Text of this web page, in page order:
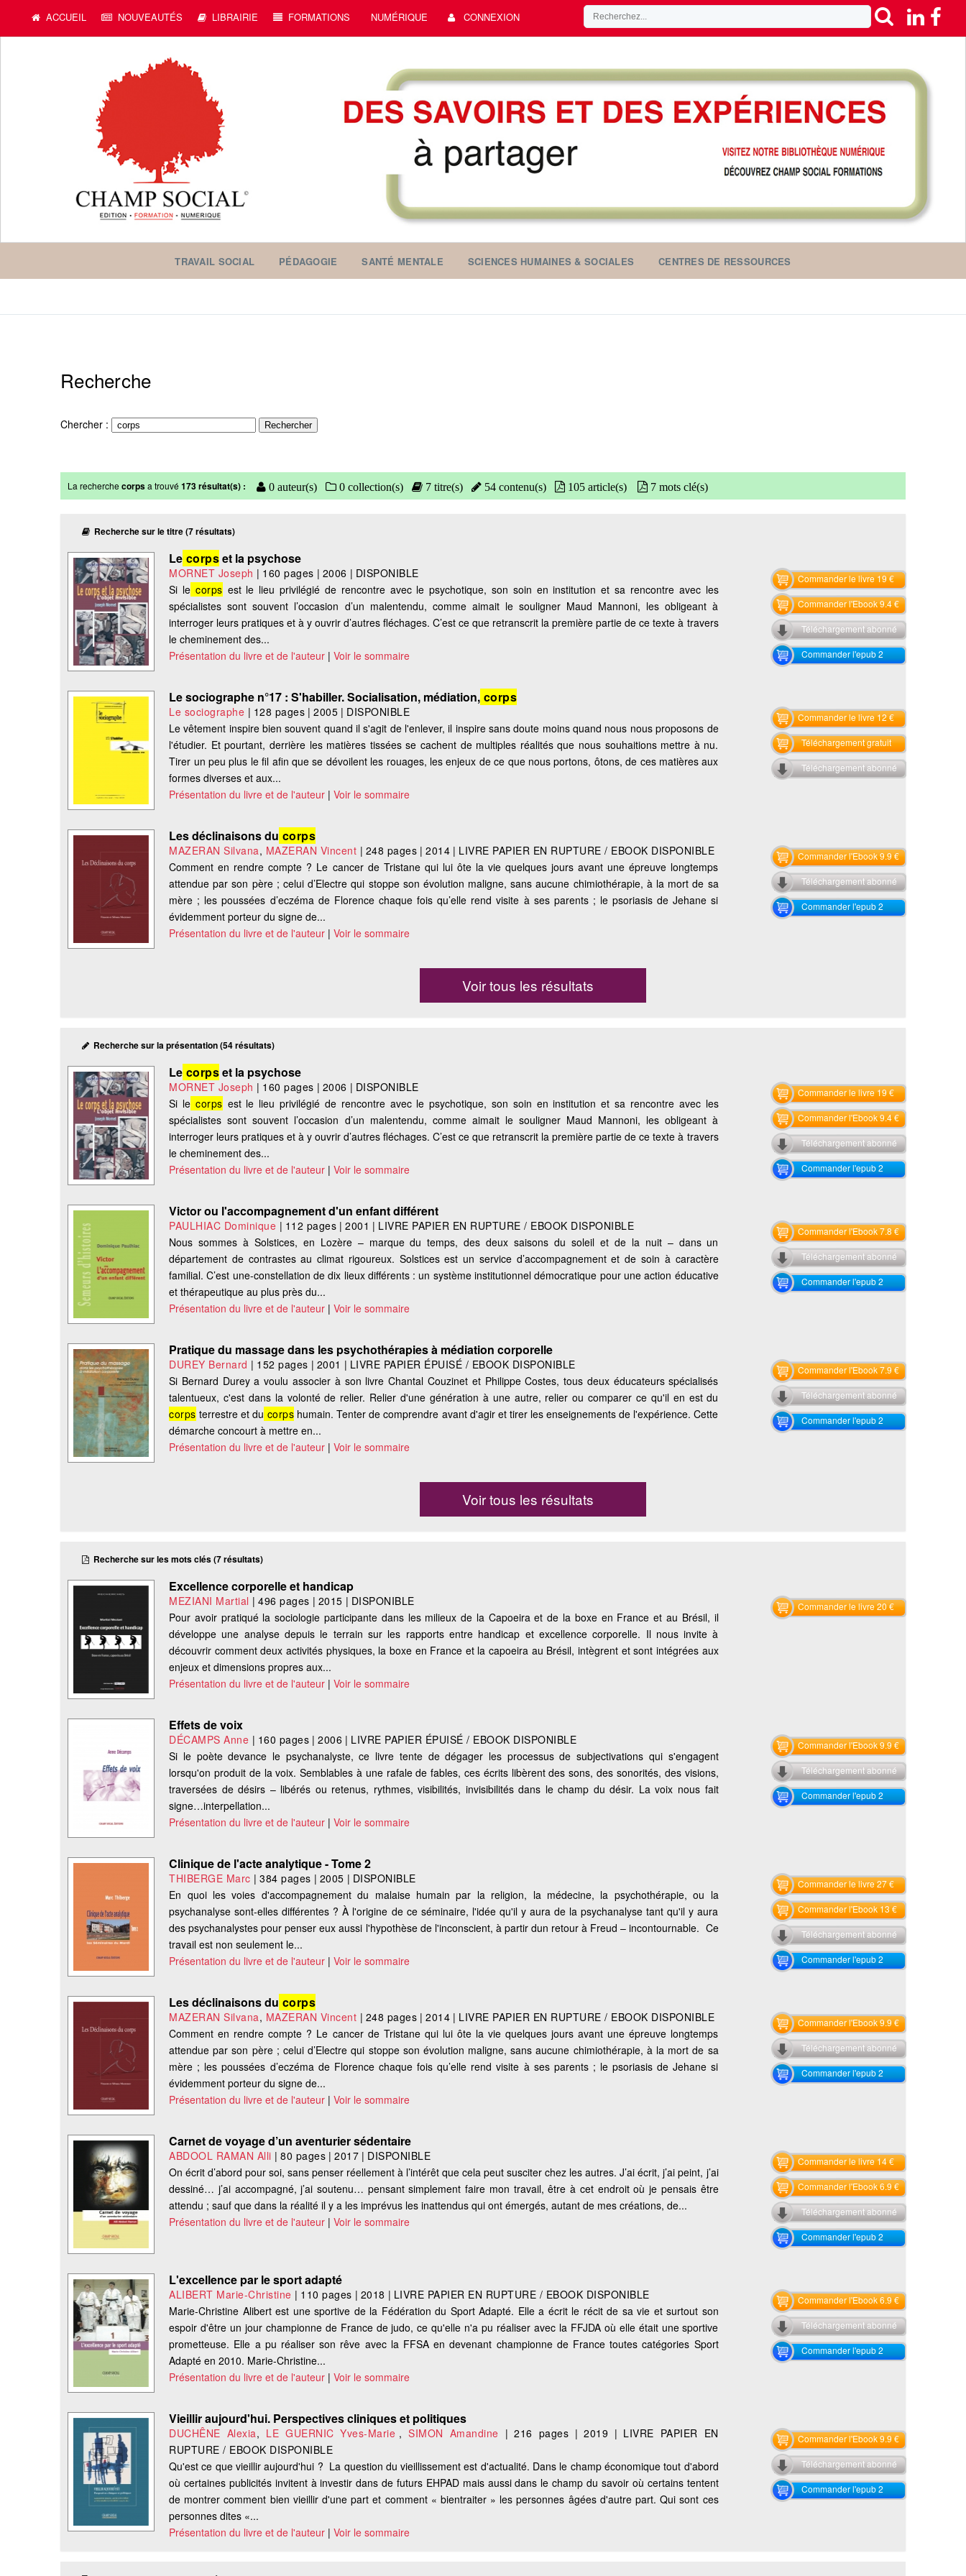
ACCUEIL NOUVEAUTÉS LIBRAIRIE FORMATIONS NUMÉRIQUE CONNEXION
TRAVAIL SOCIAL PÉDAGOGIE SANTÉ MENTALE SCIENCES HUMAINES & SOCIALES CENTRES DE RESSOURCES
Recherche
Chercher :
La recherchecorpsa trouvé173 résultat(s) : 0 auteur(s) 0 collection(s) 7 titre(s) 54 contenu(s) 105 article(s) 7 mots clé(s)
Recherche sur le titre (7 résultats)
Le corpset la psychose
MORNET Joseph | 160 pages | 2006 | DISPONIBLE
Si lecorps est le lieu privilégié de rencontre avec le psychotique, son soin en institution et sa rencontre avec les
spécialistes sont souvent l’occasion d’un malentendu, comme aimait le souligner Maud Mannoni, les obligeant à
interroger leurs pratiques et à y ouvrir d’autres fléchages. C’est ce que retranscrit la première partie de ce texte à travers
le cheminement des...
Présentation du livre et de l'auteur |Voir le sommaire
Commander le livre 19 €
Commander l'Ebook 9.4 €
Téléchargement abonné
Commander l'epub 2
Le sociographe n°17 : S'habiller. Socialisation, médiation, corps
Le sociographe | 128 pages |2005 | DISPONIBLE
Le vêtement inspire bien souvent quand il s'agit de l'enlever, il inspire sans doute moins quand nous nous proposons de
l'étudier. Et pourtant, derrière les matières tissées se cachent de multiples réalités que nous souhaitions mettre à nu.
Tirer un peu plus le fil afin que se dévoilent les rouages, les enjeux de ce que nous portons, ôtons, de ces matières aux
formes diverses et aux...
Présentation du livre et de l'auteur |Voir le sommaire
Commander le livre 12 €
Téléchargement gratuit
Téléchargement abonné
Les déclinaisons du corps
MAZERAN Silvana, MAZERAN Vincent | 248 pages |2014 | LIVRE PAPIER EN RUPTURE / EBOOK DISPONIBLE
Comment en rendre compte ? Le cancer de Tristane qui lui ôte la vie quelques jours avant une épreuve longtemps
attendue par son père ; celui d’Electre qui stoppe son évolution maligne, sans aucune chimiothérapie, à la mort de sa
mère ; les poussées d’eczéma de Florence chaque fois qu’elle rend visite à ses parents ; le psoriasis de Jehane si
évidemment porteur du signe de...
Présentation du livre et de l'auteur |Voir le sommaire
Commander l'Ebook 9.9 €
Téléchargement abonné
Commander l'epub 2
Voir tous les résultats
Recherche sur la présentation (54 résultats)
Le corpset la psychose
MORNET Joseph | 160 pages | 2006 | DISPONIBLE
Si lecorps est le lieu privilégié de rencontre avec le psychotique, son soin en institution et sa rencontre avec les
spécialistes sont souvent l’occasion d’un malentendu, comme aimait le souligner Maud Mannoni, les obligeant à
interroger leurs pratiques et à y ouvrir d’autres fléchages. C’est ce que retranscrit la première partie de ce texte à travers
le cheminement des...
Présentation du livre et de l'auteur |Voir le sommaire
Commander le livre 19 €
Commander l'Ebook 9.4 €
Téléchargement abonné
Commander l'epub 2
Victor ou l'accompagnement d'un enfant différent
PAULHIAC Dominique | 112 pages |2001 | LIVRE PAPIER EN RUPTURE / EBOOK DISPONIBLE
Nous sommes à Solstices, en Lozère – marque du temps, des deux saisons du soleil et de la nuit – dans un
département de contrastes au climat rigoureux. Solstices est un service d’accompagnement et de soin à caractère
familial. C’est une-constellation de dix lieux différents : un système institutionnel démocratique pour une action éducative
et thérapeutique au plus près du...
Présentation du livre et de l'auteur |Voir le sommaire
Commander l'Ebook 7.8 €
Téléchargement abonné
Commander l'epub 2
Pratique du massage dans les psychothérapies à médiation corporelle
DUREY Bernard | 152 pages | 2001 | LIVRE PAPIER ÉPUISÉ / EBOOK DISPONIBLE
Si Bernard Durey a voulu associer à son livre Chantal Couzinet et Philippe Costes, tous deux éducateurs spécialisés
talentueux, c'est dans la volonté de relier. Relier d'une génération à une autre, relier ou comparer ce qu'il en est du
corps terrestre et du corps humain. Tenter de comprendre avant d'agir et tirer les enseignements de l'expérience. Cette
démarche concourt à mettre en...
Présentation du livre et de l'auteur |Voir le sommaire
Commander l'Ebook 7.9 €
Téléchargement abonné
Commander l'epub 2
Voir tous les résultats
Recherche sur les mots clés (7 résultats)
Excellence corporelle et handicap
MEZIANI Martial |496 pages | 2015 | DISPONIBLE
Pour avoir pratiqué la sociologie participante dans les milieux de la Capoeira et de la boxe en France et au Brésil, il
développe une analyse depuis le terrain sur les rapports entre handicap et excellence corporelle. Il nous invite à
découvrir comment deux activités physiques, la boxe en France et la capoeira au Brésil, intègrent et sont intégrées aux
enjeux et dimensions propres aux...
Présentation du livre et de l'auteur |Voir le sommaire
Commander le livre 20 €
Effets de voix
DÉCAMPS Anne | 160 pages |2006 | LIVRE PAPIER ÉPUISÉ / EBOOK DISPONIBLE
Si le poète devance le psychanalyste, ce livre tente de dégager les processus de subjectivations qui s'engagent
lorsqu'on produit de la voix. Semblables à une rafale de fables, ces écrits libèrent des sons, des sonorités, des visions,
traversées de désirs – libérés ou retenus, rythmes, visibilités, invisibilités dans le champ du désir. La voix nous fait
signe…interpellation...
Présentation du livre et de l'auteur |Voir le sommaire
Commander l'Ebook 9.9 €
Téléchargement abonné
Commander l'epub 2
Clinique de l'acte analytique - Tome 2
THIBERGE Marc |384 pages | 2005 | DISPONIBLE
En quoi les voies d'accompagnement du malaise humain par la religion, la médecine, la psychothérapie, ou la
psychanalyse sont-elles différentes ? À l'origine de ce séminaire, l'idée qu'il y aura de la psychanalyse tant qu'il y aura
des psychanalystes pour penser eux aussi l'hypothèse de l'inconscient, à partir dun retour à Freud – incontournable. Ce
travail est non seulement le...
Présentation du livre et de l'auteur |Voir le sommaire
Commander le livre 27 €
Commander l'Ebook 13 €
Téléchargement abonné
Commander l'epub 2
Les déclinaisons du corps
MAZERAN Silvana, MAZERAN Vincent | 248 pages |2014 | LIVRE PAPIER EN RUPTURE / EBOOK DISPONIBLE
Comment en rendre compte ? Le cancer de Tristane qui lui ôte la vie quelques jours avant une épreuve longtemps
attendue par son père ; celui d’Electre qui stoppe son évolution maligne, sans aucune chimiothérapie, à la mort de sa
mère ; les poussées d’eczéma de Florence chaque fois qu’elle rend visite à ses parents ; le psoriasis de Jehane si
évidemment porteur du signe de...
Présentation du livre et de l'auteur |Voir le sommaire
Commander l'Ebook 9.9 €
Téléchargement abonné
Commander l'epub 2
Carnet de voyage d’un aventurier sédentaire
ABDOOL RAMAN Alli |80 pages |2017 | DISPONIBLE
On écrit d’abord pour soi, sans penser réellement à l’intérêt que cela peut susciter chez les autres. J’ai écrit, j’ai peint, j’ai
dessiné… j’ai accompagné, j’ai soutenu… pensant simplement faire mon travail, être à cet endroit où je pensais être
attendu ; sauf que dans la réalité il y a les imprévus les inattendus qui ont émergés, autant de mes créations, de...
Présentation du livre et de l'auteur |Voir le sommaire
Commander le livre 14 €
Commander l'Ebook 6.9 €
Téléchargement abonné
Commander l'epub 2
L'excellence par le sport adapté
ALIBERT Marie-Christine | 110 pages | 2018 | LIVRE PAPIER EN RUPTURE / EBOOK DISPONIBLE
Marie-Christine Alibert est une sportive de la Fédération du Sport Adapté. Elle a écrit le récit de sa vie et surtout son
espoir d'être un jour championne de France de judo, ce qu'elle n'a pu réaliser avec la FFJDA où elle était une sportive
prometteuse. Elle a pu réaliser son rêve avec la FFSA en devenant championne de France toutes catégories Sport
Adapté en 2010. Marie-Christine...
Présentation du livre et de l'auteur |Voir le sommaire
Commander l'Ebook 6.9 €
Téléchargement abonné
Commander l'epub 2
Vieillir aujourd'hui. Perspectives cliniques et politiques
DUCHÊNE Alexia, LE GUERNIC Yves-Marie ,SIMON Amandine |216 pages |2019 | LIVRE PAPIER EN
RUPTURE / EBOOK DISPONIBLE
Qu'est ce que vieillir aujourd'hui ? La question du vieillissement est d'actualité. Dans le champ économique tout d'abord
où certaines publicités invitent à investir dans de futurs EHPAD mais aussi dans le champ du savoir où certains tentent
de montrer comment bien vieillir d'une part et comment « bientraiter » les personnes âgées d'autre part. Qui sont ces
personnes dites «...
Présentation du livre et de l'auteur |Voir le sommaire
Commander l'Ebook 9.9 €
Téléchargement abonné
Commander l'epub 2